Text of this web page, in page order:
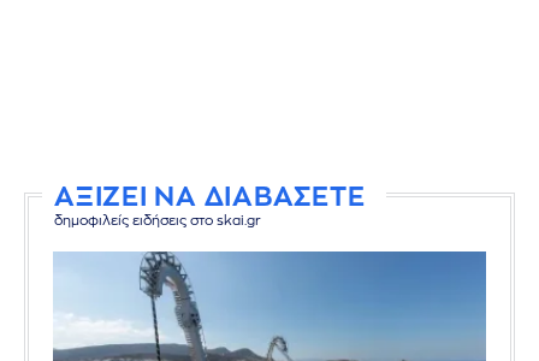
ΑΞΙΖΕΙ ΝΑ ΔΙΑΒΑΣΕΤΕ
δημοφιλείς ειδήσεις στο skai.gr